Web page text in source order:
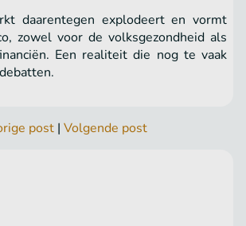
daarentegen explodeert en vormt
zowel voor de volksgezondheid als
Een realiteit die nog te vaak
post | Volgende post